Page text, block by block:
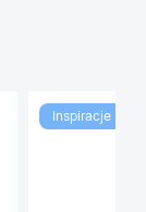
Inspiracje